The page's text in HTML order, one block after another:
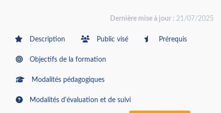
Dernière mise à jour : 21/07/2025
Description Public visé Prérequis
Objectifs de la formation
Modalités pédagogiques
Modalités d'évaluation et de suivi